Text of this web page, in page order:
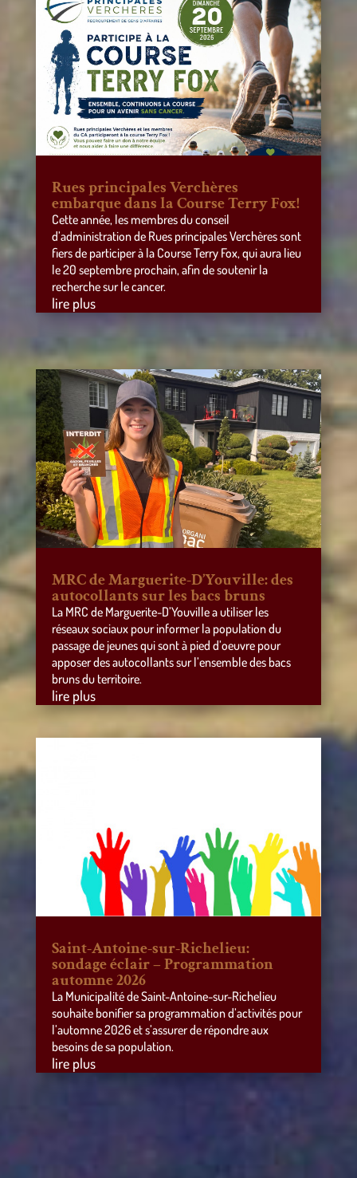
Rues principales Verchères
embarque dans la Course Terry Fox!
Cette année, les membres du conseil
d’administration de Rues principales Verchères sont
fiers de participer à la Course Terry Fox, qui aura lieu
le 20 septembre prochain, afin de soutenir la
recherche sur le cancer.
lire plus
MRC de Marguerite-D’Youville: des
autocollants sur les bacs bruns
La MRC de Marguerite-D’Youville a utiliser les
réseaux sociaux pour informer la population du
passage de jeunes qui sont à pied d’oeuvre pour
apposer des autocollants sur l’ensemble des bacs
bruns du territoire.
lire plus
Saint-Antoine-sur-Richelieu:
sondage éclair – Programmation
automne 2026
La Municipalité de Saint-Antoine-sur-Richelieu
souhaite bonifier sa programmation d’activités pour
l’automne 2026 et s’assurer de répondre aux
besoins de sa population.
lire plus